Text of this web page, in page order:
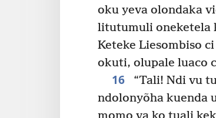
oku yeva olondaka
litutumuli oneketela
Keteke Liesombiso
okuti, olupale luaco
16
“Tali! Ndi vu
ndolonyõha kuenda